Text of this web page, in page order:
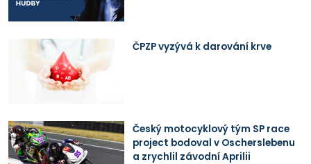
ČPZP vyzývá k darování krve
Český motocyklový tým SP race
project bodoval v Oscherslebenu
a zrychlil závodní Aprilii